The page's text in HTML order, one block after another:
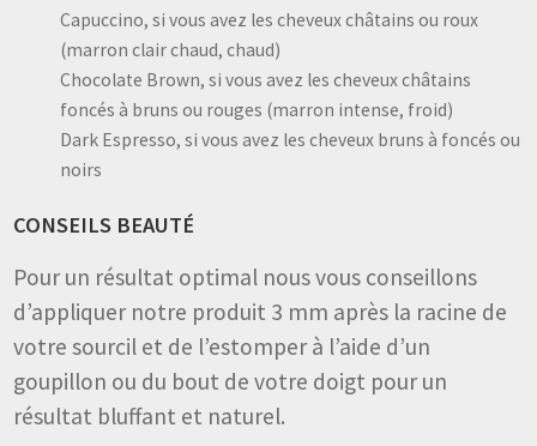
Capuccino, si vous avez les cheveux châtains ou roux
(marron clair chaud, chaud)
Chocolate Brown, si vous avez les cheveux châtains
foncés à bruns ou rouges (marron intense, froid)
Dark Espresso, si vous avez les cheveux bruns à foncés ou
noirs
CONSEILS BEAUTÉ
Pour un résultat optimal nous vous conseillons
d’appliquer notre produit 3 mm après la racine de
votre sourcil et de l’estomper à l’aide d’un
goupillon ou du bout de votre doigt pour un
résultat bluffant et naturel.